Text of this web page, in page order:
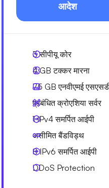
आदेश
3सीपीयू कोर
4 GB टक्कर मारना
75 GB एनवीएमई
प्रबंधित क्रोएशिया सर्वर
1 IPv4समर्पित आईपी
असीमित बैंडविड्थ
8 IPv6समर्पित आईपी
DDoS Protection